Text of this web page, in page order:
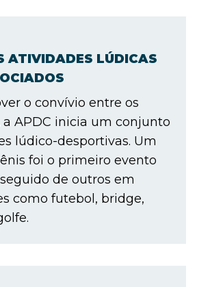
ATIVIDADES LÚDICAS
o convívio entre os
a APDC inicia um conjunto
lúdico-desportivas. Um
foi o primeiro evento
de outros em
como futebol, bridge,